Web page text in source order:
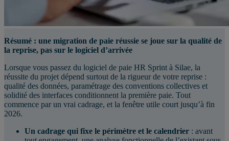
Résumé : une migration de paie réussie se joue sur la qualité de
la reprise, pas sur le logiciel d’arrivée
Lorsque vous passez du logiciel de paie HR Sprint à Silae, la
réussite du projet dépend surtout de la rigueur de votre reprise :
qualité des données, paramétrage des conventions collectives et
solidité des interfaces conditionnent la première paie. Tout
commence par un vrai cadrage, et la fenêtre utile court jusqu’à fin
2026.
Un cadrage qui fixe le périmètre et le calendrier : avant